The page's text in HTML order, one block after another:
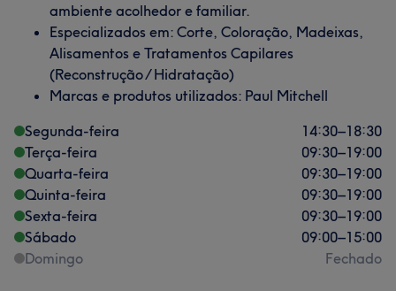
ambiente acolhedor e familiar.
Especializados em: Corte, Coloração, Madeixas,
Alisamentos e Tratamentos Capilares
(Reconstrução / Hidratação)
Marcas e produtos utilizados: Paul Mitchell
Segunda-feira
14:30–18:30
Terça-feira
09:30–19:00
Quarta-feira
09:30–19:00
Quinta-feira
09:30–19:00
Sexta-feira
09:30–19:00
Sábado
09:00–15:00
Domingo
Fechado